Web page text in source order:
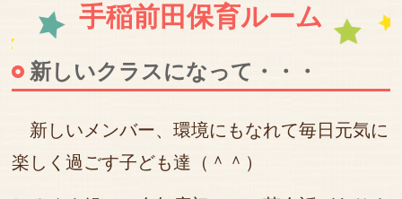
手稲前田保育ルーム
新しいクラスになって・・・
新しいメンバー、環境にもなれて毎日元気に
楽しく過ごす子ども達（＾＾）